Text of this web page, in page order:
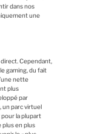
dans nos
une
Cependant,
gaming, du fait
nette
plus
par
un parc virtuel
la plupart
plus en plus